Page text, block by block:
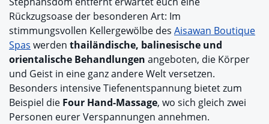
Rückzugsoase der besonderen Art: Im
stimmungsvollen Kellergewölbe des Aisawan Boutique
Spas werden thailändische, balinesische und
orientalische Behandlungen angeboten, die Körper
und Geist in eine ganz andere Welt versetzen.
Besonders intensive Tiefenentspannung bietet zum
Beispiel die Four Hand-Massage, wo sich gleich zwei
Personen eurer Verspannungen annehmen.